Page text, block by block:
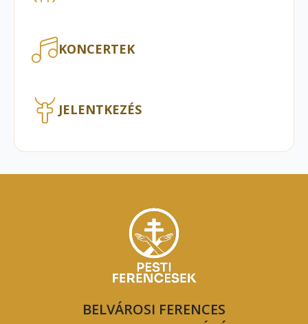
KONCERTEK
JELENTKEZÉS
BELVÁROSI FERENCES